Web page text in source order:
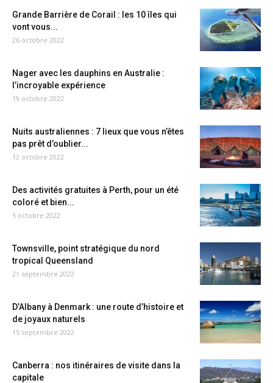
Grande Barrière de Corail : les 10 îles qui
vont vous...
26 octobre 2022
Nager avec les dauphins en Australie :
l’incroyable expérience
19 octobre 2022
Nuits australiennes : 7 lieux que vous n’êtes
pas prêt d’oublier...
12 octobre 2022
Des activités gratuites à Perth, pour un été
coloré et bien...
5 octobre 2022
Townsville, point stratégique du nord
tropical Queensland
21 septembre 2022
D’Albany à Denmark : une route d’histoire et
de joyaux naturels
15 septembre 2022
Canberra : nos itinéraires de visite dans la
capitale